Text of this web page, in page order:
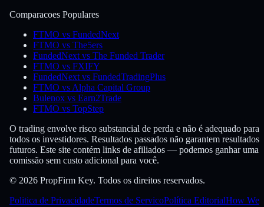
Comparacoes Populares
FTMO vs FundedNext
FTMO vs The5ers
FundedNext vs The Funded Trader
FTMO vs FXIFY
FundedNext vs FundedTradingPlus
FTMO vs Alpha Capital Group
Bulenox vs Earn2Trade
FTMO vs TopStep
O trading envolve risco substancial de perda e não é adequado para
todos os investidores. Resultados passados não garantem resultados
futuros. Este site contém links de afiliados — podemos ganhar uma
comissão sem custo adicional para você.
© 2026 PropFirm Key. Todos os direitos reservados.
Politica de PrivacidadeTermos de ServicoPolítica EditorialHow We